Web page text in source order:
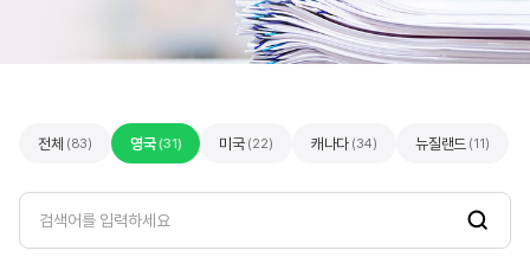
전체 (83) 영국(31) 미국 (22) 캐나다 (34) 뉴질랜드 (11)
검
색